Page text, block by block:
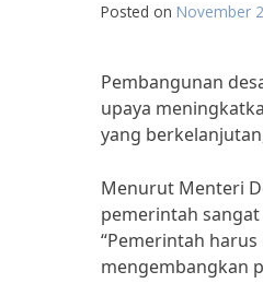
Posted on November
Pembangunan
upaya
yang
Menurut Menteri
pemerintah
“Pemerintah
mengembangkan